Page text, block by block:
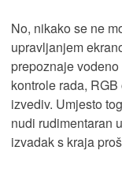
No, nikako se ne
upravljanjem
prepoznaje
kontrole rada,
izvediv. Umjesto
nudi rudimentaran
izvadak s kraja